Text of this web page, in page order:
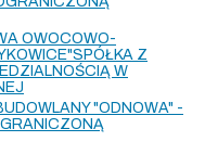
OWOCOWO-
Z
W
"ODNOWA" -